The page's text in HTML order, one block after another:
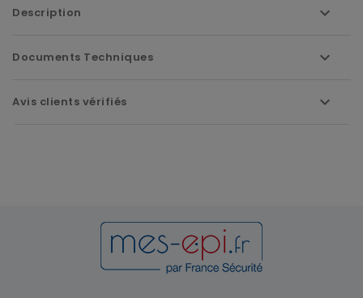
Description
Documents Techniques
Avis clients vérifiés